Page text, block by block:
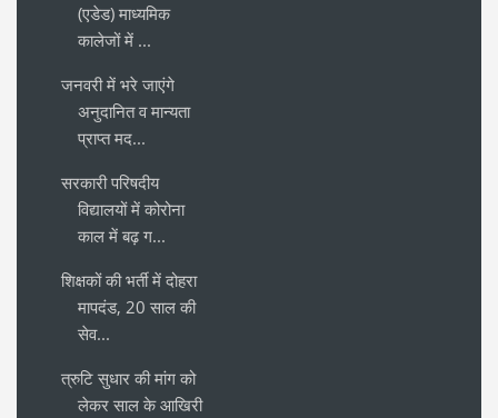
(एडेड) माध्यमिक
कालेजों में ...
जनवरी में भरे जाएंगे
अनुदानित व मान्यता
प्राप्त मद...
सरकारी परिषदीय
विद्यालयों में कोरोना
काल में बढ़ ग...
शिक्षकों की भर्ती में दोहरा
मापदंड, 20 साल की
सेव...
त्रुटि सुधार की मांग को
लेकर साल के आखिरी